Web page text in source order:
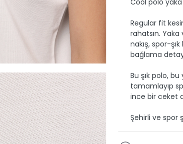
Regular fit
rahatsın.
nakış, spor-
bağlama
Bu şık polo,
tamamlayıp
ince bir ceket
Şehirli ve spor